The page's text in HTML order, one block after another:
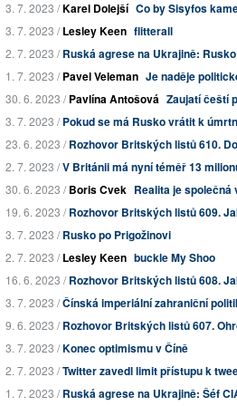
3. 7. 2023 /Karel Dolejší Co by Sisyfos
3. 7. 2023 /Lesley Keen flitterall
2. 7. 2023 /Ruská agrese na Ukrajině:
1. 7. 2023 /Pavel Veleman Je naděje
30. 6. 2023 /Pavlína Antošová Zaujatí čeští
3. 7. 2023 /Pokud se má Rusko vrátit k
23. 6. 2023 /Rozhovor Britských listů 610.
2. 7. 2023 /V Británii má nyní téměř 13
30. 6. 2023 /Boris Cvek Realita je společná
19. 6. 2023 /Rozhovor Britských listů 609.
3. 7. 2023 /Rusko po Prigožinovi
2. 7. 2023 /Lesley Keen buckle My Shoo
16. 6. 2023 /Rozhovor Britských listů 608.
3. 7. 2023 /Čínská imperiální zahraniční
9. 6. 2023 /Rozhovor Britských listů 607.
3. 7. 2023 /Konec optimismu v Číně
2. 7. 2023 /Twitter zavedl limit přístupu k
1. 7. 2023 /Ruská agrese na Ukrajině: Šéf